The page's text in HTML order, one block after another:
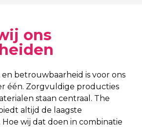
ons
en betrouwbaarheid is voor ons
één. Zorgvuldige producties
staan centraal. The
altijd de laagste
Hoe wij dat doen in combinatie